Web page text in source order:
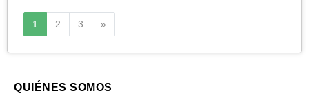
1 2 3 »
QUIÉNES SOMOS